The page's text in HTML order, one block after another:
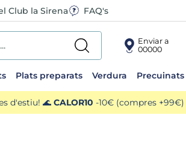
Club la Sirena FAQ's
Enviar a
00000
Plats preparats Verdura Precuinats
d'estiu! 🌊 CALOR10 -10€ (compres +99€)